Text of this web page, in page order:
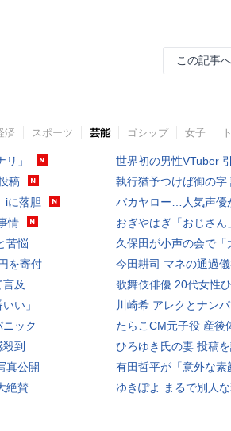
この記事
済 スポーツ 芸能 ゴシップ 女子
」
稿
に落胆
情
苦悩
を寄付
及
い」
ック
殺到
真公開
絶賛
世界初の男性VTuber
執行猶予つけば御の字
バカヤロー…人気声優
おぎやはぎ「おじさん
久保田が小声の会で「
今田耕司 マネの通過
歌舞伎俳優 20代女性
川崎希 アレクとナン
たらこCM元子役 産後
ひろゆき氏の妻 投稿
有田哲平が「意外な素
ゆきぽよ まるで別人